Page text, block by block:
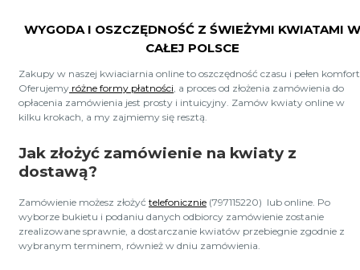
WYGODA I OSZCZĘDNOŚĆ Z ŚWIEŻYMI KWIATAMI W
CAŁEJ POLSCE
Zakupy w naszej kwiaciarnia online to oszczędność czasu i pełen
Oferujemy różne formy płatności , a proces od złożenia zamówienia do
opłacenia zamówienia jest prosty i intuicyjny. Zamów kwiaty online w
kilku krokach, a my zajmiemy się resztą.
Jak złożyć zamówienie na kwiaty z
dostawą?
Zamówienie możesz złożyć telefonicznie (797115220) lub online. Po
wyborze bukietu i podaniu danych odbiorcy zamówienie zostanie
zrealizowane sprawnie, a dostarczanie kwiatów przebiegnie zgodnie z
wybranym terminem, również w dniu zamówienia.